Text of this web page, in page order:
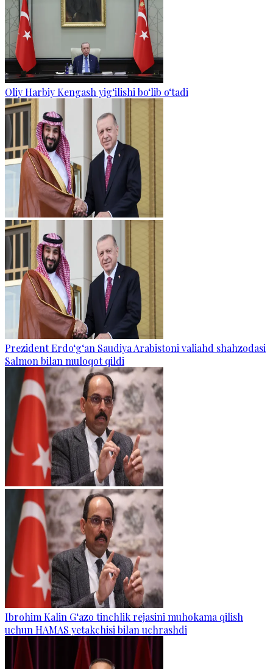
Oliy Harbiy Kengash yig‘ilishi bo‘lib o‘tadi
Prezident Erdo‘g‘an Saudiya Arabistoni valiahd shahzodasi
Salmon bilan muloqot qildi
Ibrohim Kalin G‘azo tinchlik rejasini muhokama qilish
uchun HAMAS yetakchisi bilan uchrashdi